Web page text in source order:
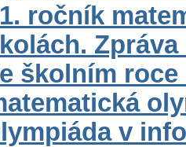
ročník
školním roce
v